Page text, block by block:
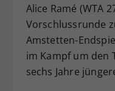
Alice Ramé (WTA
Vorschlussrunde
Amstetten-
im Kampf um den
sechs Jahre